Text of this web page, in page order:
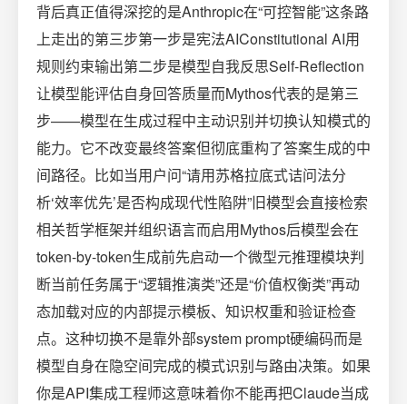
背后真正值得深挖的是Anthropic在“可控智能”这条路
上走出的第三步第一步是宪法AIConstitutional AI用
规则约束输出第二步是模型自我反思Self-Reflection
让模型能评估自身回答质量而Mythos代表的是第三
步——模型在生成过程中主动识别并切换认知模式的
能力。它不改变最终答案但彻底重构了答案生成的中
间路径。比如当用户问“请用苏格拉底式诘问法分
析‘效率优先’是否构成现代性陷阱”旧模型会直接检索
相关哲学框架并组织语言而启用Mythos后模型会在
token-by-token生成前先启动一个微型元推理模块判
断当前任务属于“逻辑推演类”还是“价值权衡类”再动
态加载对应的内部提示模板、知识权重和验证检查
点。这种切换不是靠外部system prompt硬编码而是
模型自身在隐空间完成的模式识别与路由决策。如果
你是API集成工程师这意味着你不能再把Claude当成